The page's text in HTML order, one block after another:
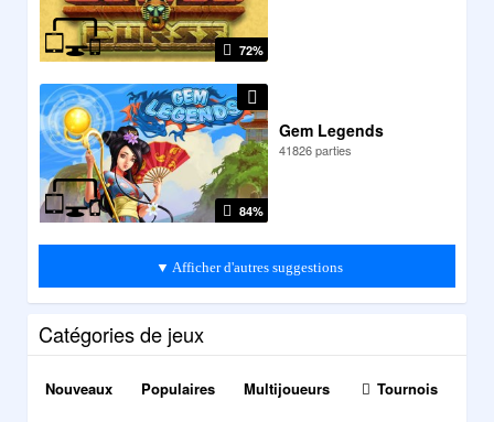
72%
84%
Gem Legends
41826 parties
▼ Afficher d'autres suggestions
Catégories de jeux
Nouveaux Populaires Multijoueurs Tournois